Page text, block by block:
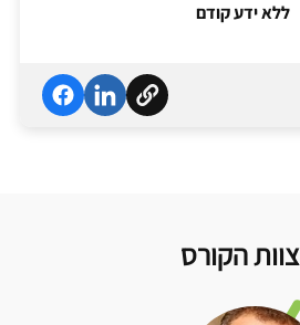
ללא ידע קודם
צוות הקורס